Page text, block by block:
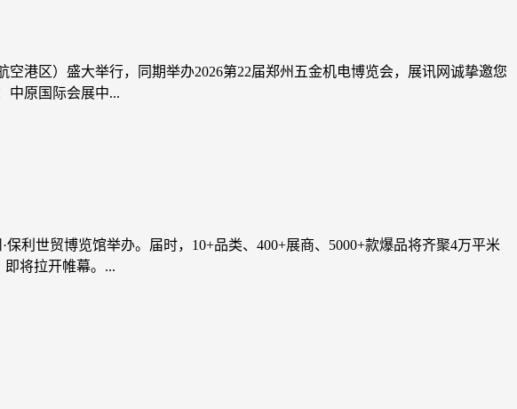
港区）盛大举行，同期举办2026第22届郑州五金机电博览会，展讯网诚挚邀您
中原国际会展中...
利世贸博览馆举办。届时，10+品类、400+展商、5000+款爆品将齐聚4万平米
将拉开帷幕。...